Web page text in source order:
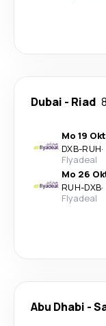
Dubai - Riad
Mo 19
DXB-RUH·
Flyadeal
Mo 26
RUH-DXB·
Flyadeal
Abu Dhabi -